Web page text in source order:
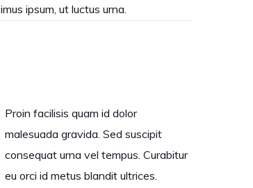
ipsum, ut luctus urna.
Proin facilisis quam id dolor
malesuada gravida. Sed suscipit
consequat urna vel tempus. Curabitur
eu orci id metus blandit ultrices.